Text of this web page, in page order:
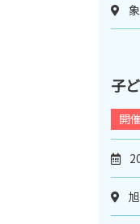
子
開